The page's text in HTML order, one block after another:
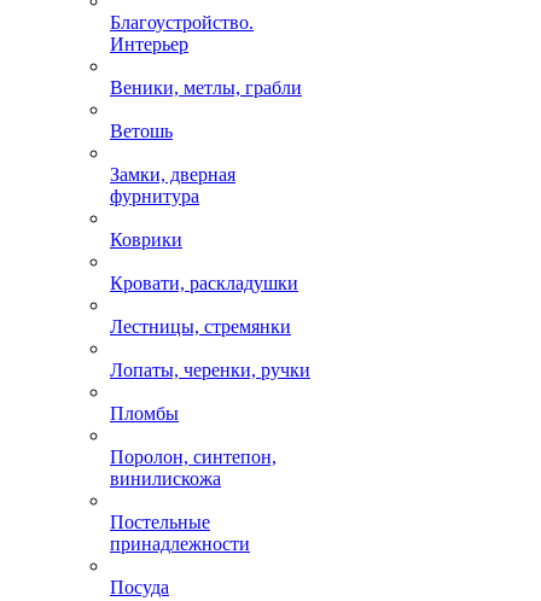
Благоустройство.
Интерьер
Веники, метлы, грабли
Ветошь
Замки, дверная
фурнитура
Коврики
Кровати, раскладушки
Лестницы, стремянки
Лопаты, черенки, ручки
Пломбы
Поролон, синтепон,
винилискожа
Постельные
принадлежности
Посуда